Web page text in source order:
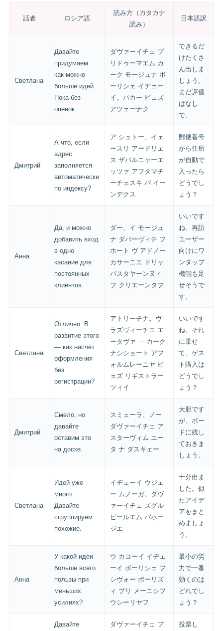
話者 ロシア語
読み方（カタカナ
読み）
日本語訳
Светлана
Давайте
придумаем
как можно
больше идей.
Пока без
оценок.
ダヴァーイチェ プ
リドゥーマエム カ
ーク モージュナ ボ
ーリシェ イヂェー
イ。パカー ビェズ
アツェーナク
できるだ
けたくさ
ん出しま
しょう。
まだ評価
はなし
で。
Дмитрий
А что, если
адрес
заполняется
автоматически
по индексу?
ア シュトー、イェ
ースリ アードリェ
ス ザパルニャーエ
ッツァ アフタマチ
ーチェスキ パ イー
ンデクス
郵便番号
から住所
が自動で
入ったら
どうでし
ょう？
Анна
Да, и можно
добавить вход
в одно
касание для
постоянных
клиентов.
ダー、イ モージュ
ナ ダバーヴィチ フ
ホート ヴ アドノー
カサーニエ ドリャ
パスタヤーンヌィ
フ クリエーンタフ
いいです
ね、再訪
ユーザー
向けにワ
ンタップ
機能も足
せそうで
す。
Светлана
Отлично. В
развитие этого
— как насчёт
оформления
без
регистрации?
アトリーチナ。ヴ
ラズヴィーチエ エ
ータヴァ — カーク
ナシショート アフ
ォルムレーニヤ ビ
ェズ リギストラー
ツィイ
いいです
ね。それ
に乗せ
て、ゲス
ト購入は
どうでし
ょう？
Дмитрий
Смело, но
давайте
оставим это
на доске.
スミェーラ、ノー
ダヴァーイチェ ア
スターヴィム エー
タ ナ ダスキェー
大胆です
が、ボー
ドに残し
ておきま
しょう。
Светлана
Идей уже
много.
Давайте
сгруппируем
похожие.
イヂェーイ ウジェ
ー ムノーガ。ダヴ
ァーイチェ ズグル
ピールエム パホー
ジエ
十分出ま
した。似
たアイデ
アをまと
めましょ
う。
Анна
У какой идеи
больше всего
пользы при
меньших
усилиях?
ウ カコーイ イヂェ
ーイ ボーリシェ フ
シヴォー ポーリズ
ィ プリ メーニシフ
ウシーリヤフ
最小の労
力で一番
効くのは
どれでし
ょう？
Давайте
ダヴァーイチェ プ
投票し